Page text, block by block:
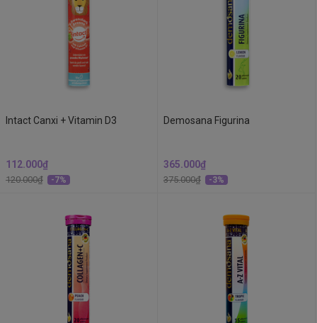
Intact Canxi + Vitamin D3
112.000₫
120.000₫ -7%
Demosana Figurina
365.000₫
375.000₫ -3%